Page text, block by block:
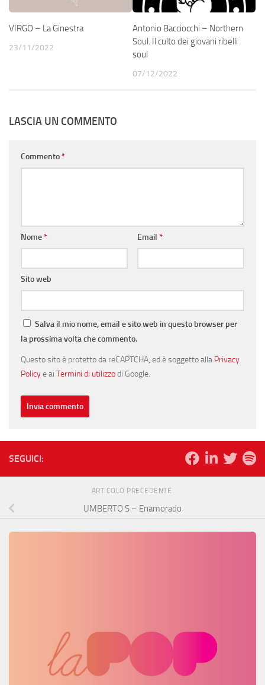
VIRGO – La Ginestra
23/11/2022
Antonio Bacciocchi – Northern
Soul. Il culto dei giovani ribelli
soul
07/12/2022
LASCIA UN COMMENTO
Commento*
Nome* Email *
Sito web
Salva il mio nome, email e sito web in questo browser per
la prossima volta che commento.
Questo sito è protetto da reCAPTCHA, ed è soggetto alla Privacy
Policye ai Termini di utilizzodi Google.
SEGUICI:
ARTICOLO PRECEDENTE
UMBERTO S – Enamorado